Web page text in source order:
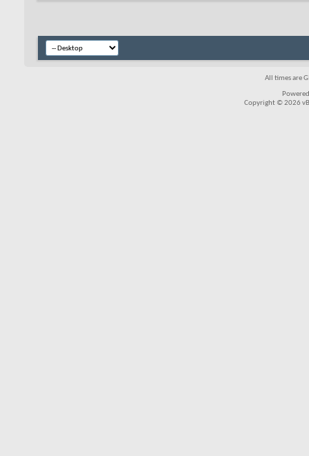
All times are
Copyright © 2026